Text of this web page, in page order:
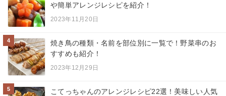
や簡単アレンジレシピを紹介！
2023年11月20日
4
焼き鳥の種類・名前を部位別に一覧で！野菜串のお
すすめも紹介！
2023年12月29日
5
こてっちゃんのアレンジレシピ22選！美味しい人気